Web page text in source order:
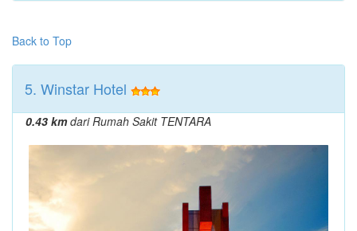
Back to Top
5. Winstar Hotel
0.43 kmdari Rumah Sakit TENTARA